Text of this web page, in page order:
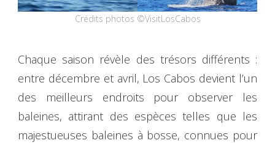
Crédits photos ©VisitLosCabos
Chaque saison révèle des trésors différents :
entre décembre et avril, Los Cabos devient l’un
des meilleurs endroits pour observer les
baleines, attirant des espèces telles que les
majestueuses baleines à bosse, connues pour